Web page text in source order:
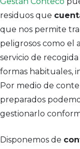
residuos que
que nos permite
peligrosos como el
servicio de
formas habituales,
Por medio de
preparados
gestionarlo
Disponemos de